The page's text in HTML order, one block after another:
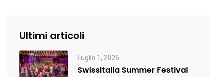
Ultimi articoli
Luglio 1, 2026
SwissItalia Summer Festival